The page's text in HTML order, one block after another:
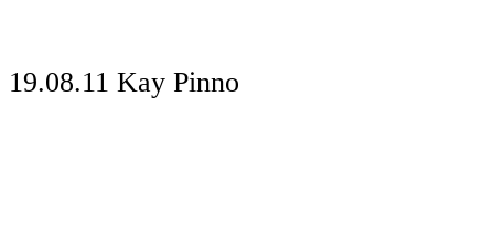
19.08.11 Kay Pinno